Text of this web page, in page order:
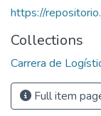
https://
Collections
Carrera de
Full item